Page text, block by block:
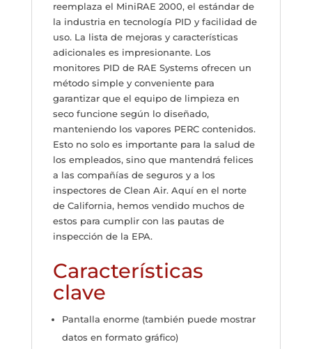
reemplaza el MiniRAE 2000, el estándar de
la industria en tecnología PID y facilidad de
uso. La lista de mejoras y características
adicionales es impresionante. Los
monitores PID de RAE Systems ofrecen un
método simple y conveniente para
garantizar que el equipo de limpieza en
seco funcione según lo diseñado,
manteniendo los vapores PERC contenidos.
Esto no solo es importante para la salud de
los empleados, sino que mantendrá felices
a las compañías de seguros y a los
inspectores de Clean Air. Aquí en el norte
de California, hemos vendido muchos de
estos para cumplir con las pautas de
inspección de la EPA.
Características
clave
Pantalla enorme (también puede mostrar
datos en formato gráfico)